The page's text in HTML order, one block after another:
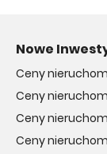
Nowe
Ceny
Ceny
Ceny
Ceny